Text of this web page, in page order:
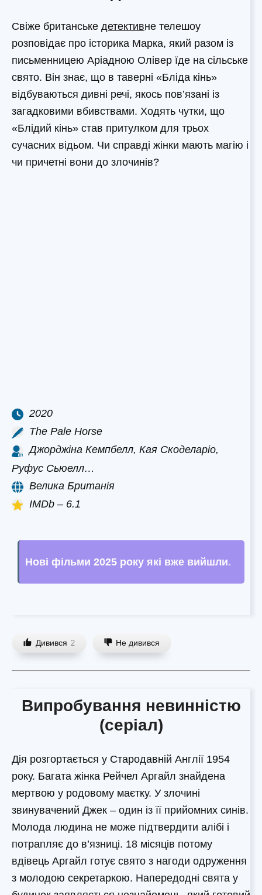
Свіже британське детективне телешоу
розповідає про історика Марка, який разом із
письменницею Аріадною Олівер їде на сільське
свято. Він знає, що в таверні «Бліда кінь»
відбуваються дивні речі, якось пов’язані із
загадковими вбивствами. Ходять чутки, що
«Блідий кінь» став притулком для трьох
сучасних відьом. Чи справді жінки мають магію і
чи причетні вони до злочинів?
2020
The Pale Horse
Джорджіна Кемпбелл, Кая Скоделаріо,
Руфус Сьюелл…
Велика Британія
IMDb – 6.1
Нові фільми 2025 року які вже вийшли.
Дивився 2 Не дивився
Випробування невинністю
(серіал)
Дія розгортається у Стародавній Англії 1954
року. Багата жінка Рейчел Аргайл знайдена
мертвою у родовому маєтку. У злочині
звинувачений Джек – один із її прийомних синів.
Молода людина не може підтвердити алібі і
потрапляє до в’язниці. 18 місяців потому
вдівець Аргайл готує свято з нагоди одруження
з молодою секретаркою. Напередодні свята у